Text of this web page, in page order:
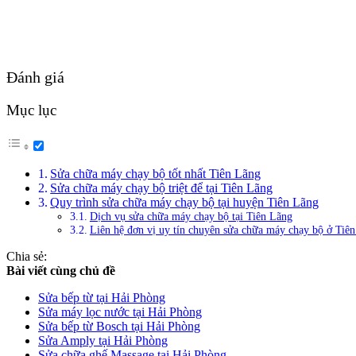
Đánh giá
Mục lục
Sửa chữa máy chạy bộ tốt nhất Tiên Lãng
Sửa chữa máy chạy bộ triệt để tại Tiên Lãng
Quy trình sửa chữa máy chạy bộ tại huyện Tiên Lãng
Dịch vụ sửa chữa máy chạy bộ tại Tiên Lãng
Liên hệ đơn vị uy tín chuyên sửa chữa máy chạy bộ ở
Chia sẻ:
Bài viết cùng chủ đề
Sửa bếp từ tại Hải Phòng
Sửa máy lọc nước tại Hải Phòng
Sửa bếp từ Bosch tại Hải Phòng
Sửa Amply tại Hải Phòng